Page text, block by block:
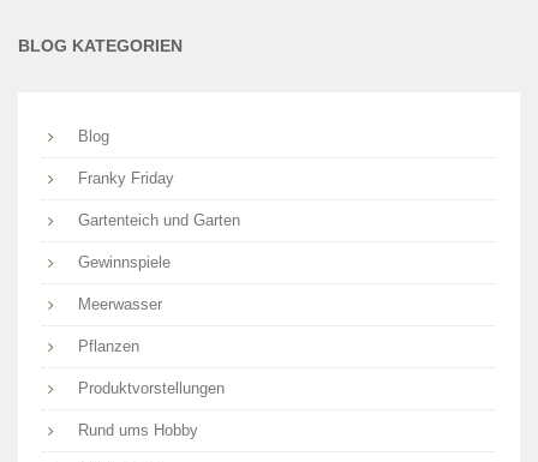
BLOG KATEGORIEN
Blog
Franky Friday
Gartenteich und Garten
Gewinnspiele
Meerwasser
Pflanzen
Produktvorstellungen
Rund ums Hobby